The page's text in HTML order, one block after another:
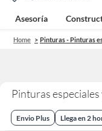
icon
Asesoría
Home Pinturas - Pinturas
Pinturas
Envio Plus Llega en 2